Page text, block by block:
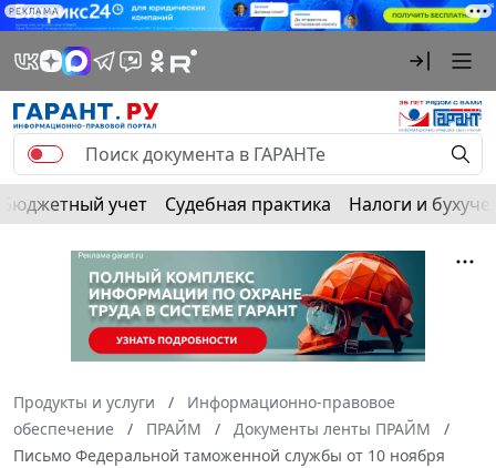
РЕКЛАМА
Бюджетный учет Судебная практика Налоги и
Продукты и услуги
Информационно-правовое
обеспечение
ПРАЙМ
Документы ленты ПРАЙМ
Письмо Федеральной таможенной службы от 10 ноября